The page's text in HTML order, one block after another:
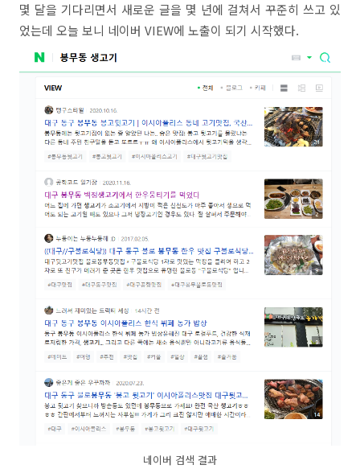
몇 달을 기다리면서 새로운 글을 몇 년에 걸쳐서 꾸준히 쓰고 있
었는데 오늘 보니 네이버 VIEW에 노출이 되기 시작했다.
네이버 검색 결과